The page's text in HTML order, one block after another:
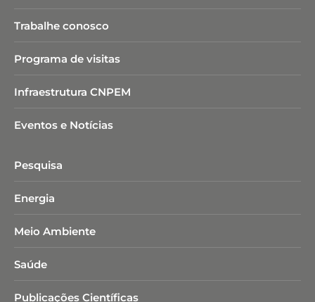
Trabalhe conosco
Programa de visitas
Infraestrutura CNPEM
Eventos e Notícias
Pesquisa
Energia
Meio Ambiente
Saúde
Publicações Científicas